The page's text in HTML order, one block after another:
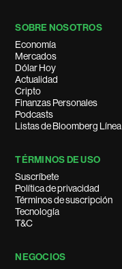
SOBRE NOSOTROS
Economía
Mercados
Dólar Hoy
Actualidad
Cripto
Finanzas Personales
Podcasts
Listas de Bloomberg Línea
TÉRMINOS DE USO
Suscríbete
Política de privacidad
Términos de suscripción
Tecnología
T&C
NEGOCIOS